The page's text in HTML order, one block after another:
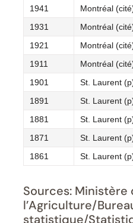
1941
Montréal
1931
Montréal
1921
Montréal
1911
Montréal
1901
St. Laurent
1891
St. Laurent
1881
St. Laurent
1871
St. Laurent
1861
St. Laurent
Sources: Ministère
l’Agriculture/
statistique/